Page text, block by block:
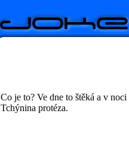
Co je to? Ve dne to štěká a v
Tchýnina protéza.